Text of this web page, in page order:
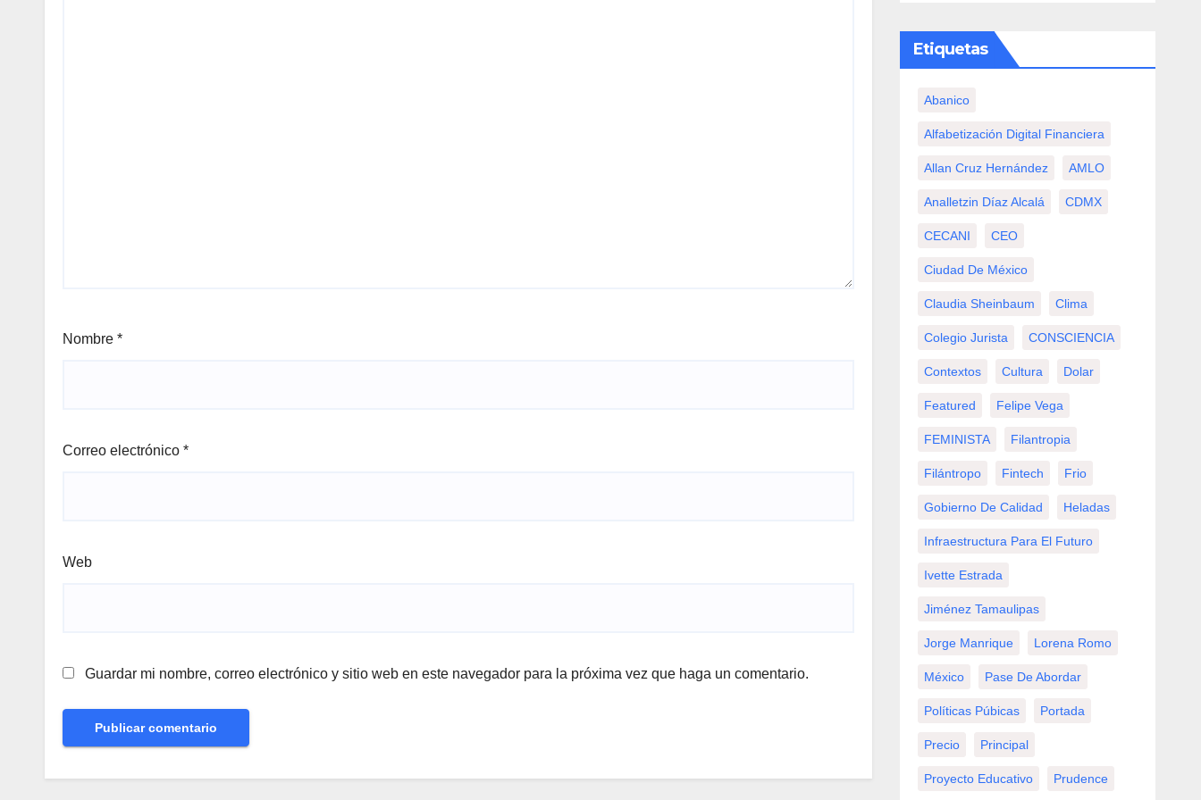
Nombre *
Correo electrónico *
Web
Guardar mi nombre, correo electrónico y sitio web en este navegador para la próxima vez que haga un comentario.
Etiquetas
Abanico
Alfabetización Digital Financiera
Allan Cruz Hernández AMLO
Analletzin Díaz Alcalá CDMX
CECANI CEO
Ciudad De México
Claudia Sheinbaum Clima
Colegio Jurista CONSCIENCIA
Contextos Cultura Dolar
Featured Felipe Vega
FEMINISTA Filantropia
Filántropo Fintech Frio
Gobierno De Calidad Heladas
Infraestructura Para El Futuro
Ivette Estrada
Jiménez Tamaulipas
Jorge Manrique Lorena Romo
México Pase De Abordar
Políticas Púbicas Portada
Precio Principal
Proyecto Educativo Prudence